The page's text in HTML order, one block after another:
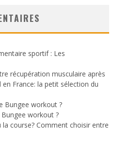
sportif : Les
récupération musculaire après
en France: la petit sélection du
Bungee workout ?
Bungee workout ?
la course? Comment choisir entre